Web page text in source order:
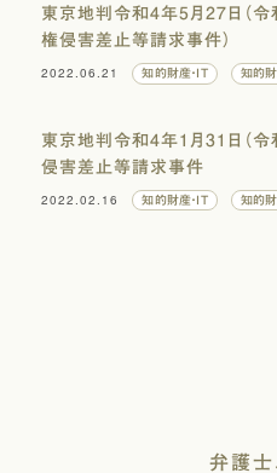
東京地判令和4年5月27日（
権侵害差止等請求事件）
2022.06.21
知的財産・IT 知的
東京地判令和4年1月31日（令
侵害差止等請求事件
2022.02.16
知的財産・IT 知的
弁護士